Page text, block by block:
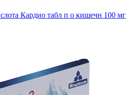
Кардио табл п о кишечн 100 мг